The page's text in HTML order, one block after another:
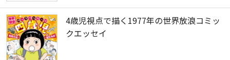
4歳児視点で描く1977年の世界放浪コミッ
クエッセイ